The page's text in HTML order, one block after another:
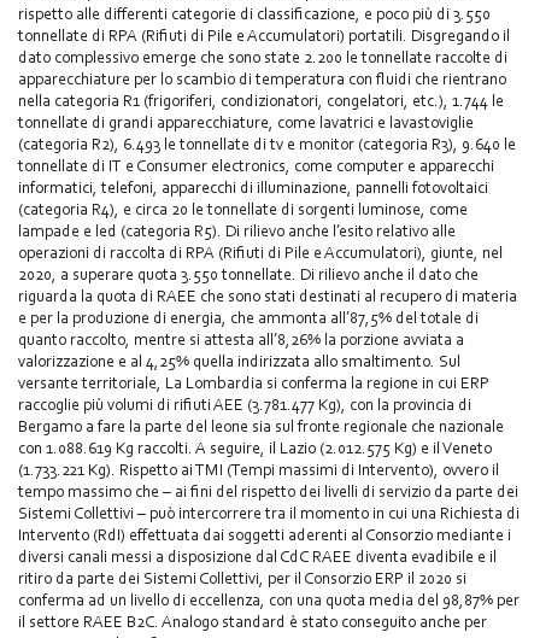
rispetto alle differenti categorie di classificazione, e poco più di 3.550
tonnellate di RPA (Rifiuti di Pile e Accumulatori) portatili. Disgregando il
dato complessivo emerge che sono state 2.200 le tonnellate raccolte di
apparecchiature per lo scambio di temperatura con fluidi che rientrano
nella categoria R1 (frigoriferi, condizionatori, congelatori, etc.), 1.744 le
tonnellate di grandi apparecchiature, come lavatrici e lavastoviglie
(categoria R2), 6.493 le tonnellate di tv e monitor (categoria R3), 9.640 le
tonnellate di IT e Consumer electronics, come computer e apparecchi
informatici, telefoni, apparecchi di illuminazione, pannelli fotovoltaici
(categoria R4), e circa 20 le tonnellate di sorgenti luminose, come
lampade e led (categoria R5). Di rilievo anche l’esito relativo alle
operazioni di raccolta di RPA (Rifiuti di Pile e Accumulatori), giunte, nel
2020, a superare quota 3.550 tonnellate. Di rilievo anche il dato che
riguarda la quota di RAEE che sono stati destinati al recupero di materia
e per la produzione di energia, che ammonta all’87,5% del totale di
quanto raccolto, mentre si attesta all’8,26% la porzione avviata a
valorizzazione e al 4,25% quella indirizzata allo smaltimento. Sul
versante territoriale, La Lombardia si conferma la regione in cui ERP
raccoglie più volumi di rifiuti AEE (3.781.477 Kg), con la provincia di
Bergamo a fare la parte del leone sia sul fronte regionale che nazionale
con 1.088.619 Kg raccolti. A seguire, il Lazio (2.012.575 Kg) e il Veneto
(1.733.221 Kg). Rispetto ai TMI (Tempi massimi di Intervento), ovvero il
tempo massimo che – ai fini del rispetto dei livelli di servizio da parte dei
Sistemi Collettivi – può intercorrere tra il momento in cui una Richiesta di
Intervento (RdI) effettuata dai soggetti aderenti al Consorzio mediante i
diversi canali messi a disposizione dal CdC RAEE diventa evadibile e il
ritiro da parte dei Sistemi Collettivi, per il Consorzio ERP il 2020 si
conferma ad un livello di eccellenza, con una quota media del 98,87% per
il settore RAEE B2C. Analogo standard è stato conseguito anche per